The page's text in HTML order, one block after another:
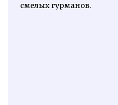
смелых гурманов.